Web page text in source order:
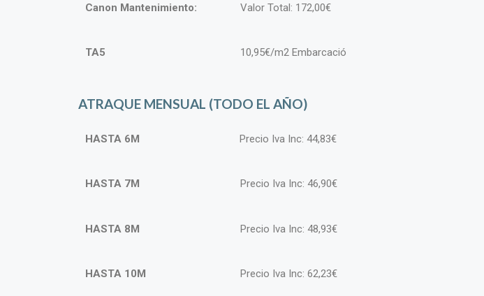
Canon Mantenimiento: Valor Total: 172,00€
TA5 10,95€/m2 Embarcació
ATRAQUE MENSUAL (TODO EL AÑO)
HASTA 6M Precio Iva Inc: 44,83€
HASTA 7M Precio Iva Inc: 46,90€
HASTA 8M Precio Iva Inc: 48,93€
HASTA 10M Precio Iva Inc: 62,23€